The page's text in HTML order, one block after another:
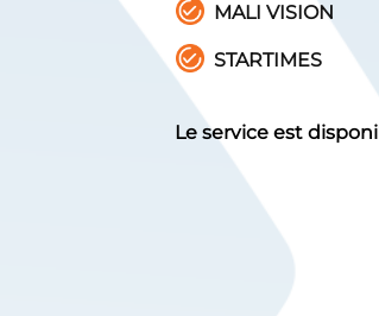
MALI VISION
STARTIMES
Le service est